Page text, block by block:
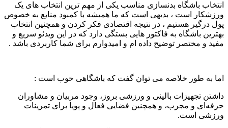
انتخاب باشگاه بدنسازی مناسب یکی از مهم ترین انتخاب های یک
ورزشکار است ، بدیهی است که ما همیشه با کمبود منابع به خصوص
پول درگیر هستیم ، در نتیجه اقتصادی فکر کردن و همچنین انتخاب
بهترین باشگاه به فاکتور هایی بستگی دارد که در این ویدئو سریع و
مفید و مختصر توضیح داده ام و امیدوارم برای شما کاربردی باشد .
اما به طور خلاصه می توان گفت که باشگاهی خوب است :
داشتن تجهیزات بالینی و ورزشی بروز، وجود مربیان و مشاوران
حرفه‌ای و مجرب، و همچنین فضایی فعال و پویا برای تمرینات
ورزشی است.